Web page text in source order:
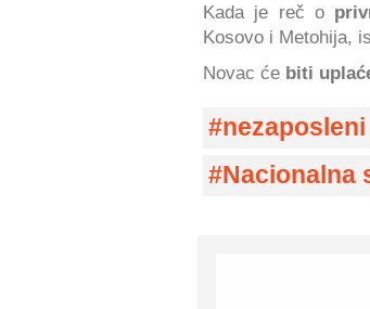
Kada je reč o
Kosovo i Metohija,
Novac će biti
nezaposleni
Nacionalna